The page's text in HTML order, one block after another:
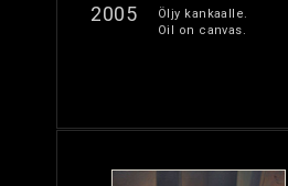
2005
Öljy kankaalle.
Oil on canvas.